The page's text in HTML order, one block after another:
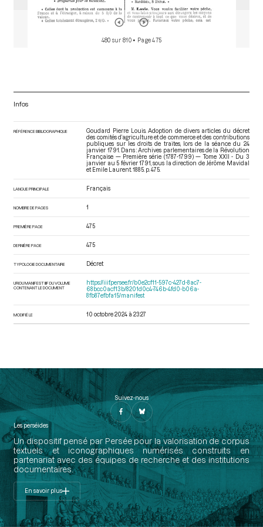
480 sur 810 • Page 475
Infos
RÉFÉRENCE BIBLIOGRAPHIQUE
Goudard Pierre Louis. Adoption de divers articles du décret
des comités d’agriculture et de commerce et des contributions
publiques sur les droits de traites, lors de la séance du 24
janvier 1791. Dans : Archives parlementaires de la Révolution
Française — Première série (1787-1799) — Tome XXII - Du 3
janvier au 5 février 1791 , sous la direction de Jérôme Mavidal
et Emile Laurent. 1885. p. 475.
LANGUE PRINCIPALE Français
NOMBRE DE PAGES 1
PREMIÈRE PAGE 475
DERNIÈRE PAGE 475
TYPOLOGIE DOCUMENTAIRE Décret
URI DU MANIFEST IIIF DU VOLUME
CONTENANT LE DOCUMENT
https://iiif.persee.fr/b0e2cf11-597c-427d-8ac7-
68bcc0acf13b/8201d0c4-746b-4fd0-b06a-
8fb87efbfa15/manifest
MODIFIÉ LE 10 octobre 2024 à 23:27
Suivez-nous
Les perséides
Un dispositif pensé par Persée pour la valorisation de corpus
textuels et iconographiques numérisés construits en
partenariat avec des équipes de recherche et des institutions
documentaires.
En savoir plus